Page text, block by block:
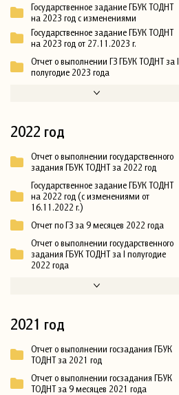
Государственное задание ГБУК ТОДНТ
на 2023 год с изменениями
Государственное задание ГБУК ТОДНТ
на 2023 год от 27.11.2023 г.
Отчет о выполнении ГЗ ГБУК ТОДНТ за I
полугодие 2023 года
2022 год
Отчет о выполнении государственного
задания ГБУК ТОДНТ за 2022 год
Государственное задание ГБУК ТОДНТ
на 2022 год (с изменениями от
16.11.2022 г.)
Отчет по ГЗ за 9 месяцев 2022 года
Отчет о выполнении государственного
задания ГБУК ТОДНТ за I полугодие
2022 года
2021 год
Отчет о выполнении госзадания ГБУК
ТОДНТ за 2021 год
Отчет о выполнении госзадания ГБУК
ТОДНТ за 9 месяцев 2021 года